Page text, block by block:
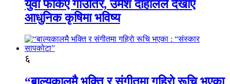
युवा फर्किए गाउँतिर, उमेश दाहालले देखाए
आधुनिक कृषिमा भविष्य
६